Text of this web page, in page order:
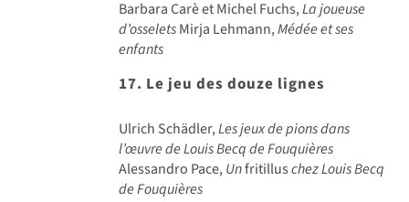
Barbara Carè et Michel Fuchs,La joueuse
d’osseletsMirja Lehmann,Médée et ses
enfants
17. Le jeu des douze lignes
Ulrich Schädler,Les jeux de pions dans
l’œuvre de Louis Becq de Fouquières
Alessandro Pace,Unfritilluschez Louis Becq
de Fouquières